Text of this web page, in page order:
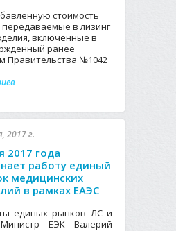
стоимость
в лизинг
включенные в
ранее
Правительства №1042
2017 г.
2017 года
работу единый
медицинских
в рамках ЕАЭС
единых рынков ЛС и
ЕЭК Валерий